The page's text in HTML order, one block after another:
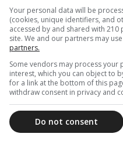
Κυριακές είχε εντολή
Παληοχώρι, Καλαμούδι
Σατανά καταπέλτης.
στη Μονή,
σκληρά. Κι όσο
αυτοί. Μέσα στο
ν’ απαγκιάζει από
Your personal data will be
(cookies, unique identifiers, and
accessed by and shared with
site. We and our partners may
partners.
Some vendors may process
interest, which you can object to
for a link at the bottom of this
withdraw consent in privacy and
Do not consent